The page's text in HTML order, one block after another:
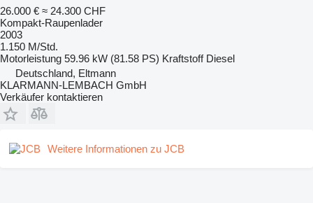
26.000 € ≈ 24.300 CHF
Kompakt-Raupenlader
2003
1.150 M/Std.
Motorleistung 59.96 kW (81.58 PS) Kraftstoff Diesel
Deutschland, Eltmann
KLARMANN-LEMBACH GmbH
Verkäufer kontaktieren
Weitere Informationen zu JCB